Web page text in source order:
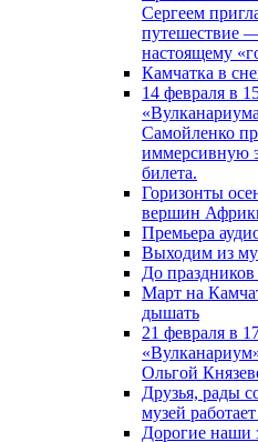
Сергеем
путешествие
настоящему
Камчатка в
14 февраля в
Самойленко
иммерсивную
билета.
Горизонты
вершин
Премьера
Выходим из
До
Март на
дышать
21 февраля в
Ольгой
Друзья, рады
музей
Дорогие наши